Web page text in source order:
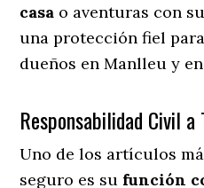
casa o aventuras con
una protección fiel
dueños en Manlleu y
Responsabilidad Civil a
Uno de los artículos
seguro es su función